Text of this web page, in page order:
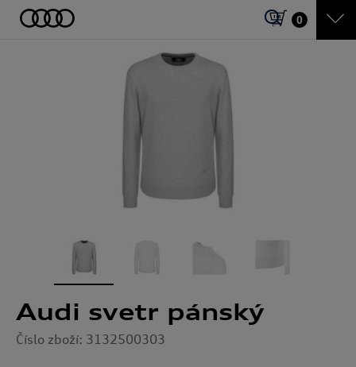
0
Audi svetr pánský
Číslo zboží: 3132500303